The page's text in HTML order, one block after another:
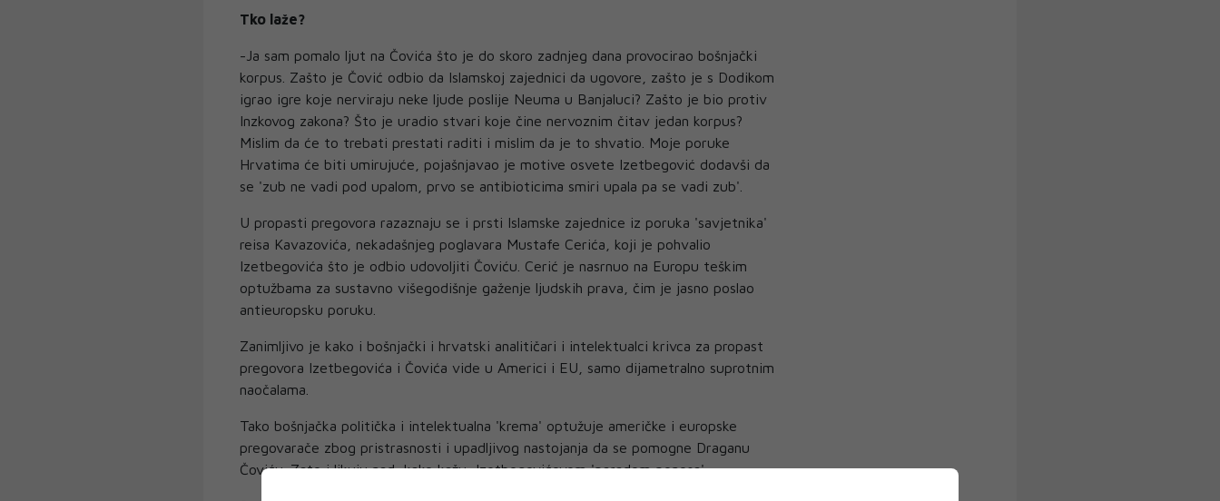
Tko laže?
-Ja sam pomalo ljut na Čovića što je do skoro zadnjeg dana provocirao bošnjački
korpus. Zašto je Čović odbio da Islamskoj zajednici da ugovore, zašto je s Dodikom
igrao igre koje nerviraju neke ljude poslije Neuma u Banjaluci? Zašto je bio protiv
Inzkovog zakona? Što je uradio stvari koje čine nervoznim čitav jedan korpus?
Mislim da će to trebati prestati raditi i mislim da je to shvatio. Moje poruke
Hrvatima će biti umirujuće, pojašnjavao je motive osvete Izetbegović dodavši da
se 'zub ne vadi pod upalom, prvo se antibioticima smiri upala pa se vadi zub'.
U propasti pregovora razaznaju se i prsti Islamske zajednice iz poruka 'savjetnika'
reisa Kavazovića, nekadašnjeg poglavara Mustafe Cerića, koji je pohvalio
Izetbegovića što je odbio udovoljiti Čoviću. Cerić je nasrnuo na Europu teškim
optužbama za sustavno višegodišnje gaženje ljudskih prava, čim je jasno poslao
antieuropsku poruku.
Zanimljivo je kako i bošnjački i hrvatski analitičari i intelektualci krivca za propast
pregovora Izetbegovića i Čovića vide u Americi i EU, samo dijametralno suprotnim
naočalama.
Tako bošnjačka politička i intelektualna 'krema' optužuje američke i europske
pregovarače zbog pristrasnosti i upadljivog nastojanja da se pomogne Draganu
Čoviću. Zato i likuju nad, kako kažu, Izetbegovićevom 'paradom ponosa'.